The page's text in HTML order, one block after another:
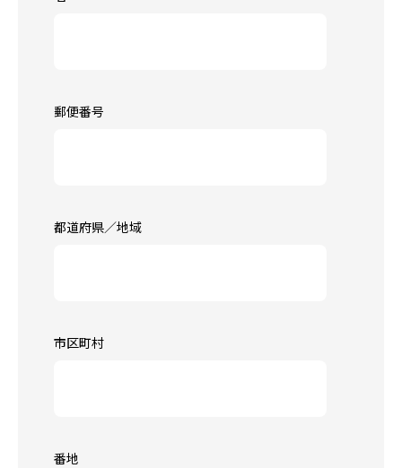
郵便番号
都道府県／地域
市区町村
番地